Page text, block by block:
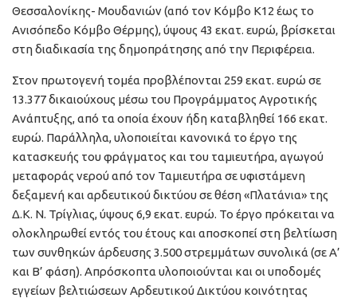
Θεσσαλονίκης- Μουδανιών (από τον Κόμβο Κ12 έως το
Ανισόπεδο Κόμβο Θέρμης), ύψους 43 εκατ. ευρώ, βρίσκεται
στη διαδικασία της δημοπράτησης από την Περιφέρεια.
Στον πρωτογενή τομέα προβλέπονται 259 εκατ. ευρώ σε
13.377 δικαιούχους μέσω του Προγράμματος Αγροτικής
Ανάπτυξης, από τα οποία έχουν ήδη καταβληθεί 166 εκατ.
ευρώ. Παράλληλα, υλοποιείται κανονικά το έργο της
κατασκευής του φράγματος και του ταμιευτήρα, αγωγού
μεταφοράς νερού από τον Ταμιευτήρα σε υφιστάμενη
δεξαμενή και αρδευτικού δικτύου σε θέση «Πλατάνια» της
Δ.Κ. Ν. Τρίγλιας, ύψους 6,9 εκατ. ευρώ. Το έργο πρόκειται να
ολοκληρωθεί εντός του έτους και αποσκοπεί στη βελτίωση
των συνθηκών άρδευσης 3.500 στρεμμάτων συνολικά (σε Α’
και Β’ φάση). Απρόσκοπτα υλοποιούνται και οι υποδομές
εγγείων βελτιώσεων Αρδευτικού Δικτύου κοινότητας